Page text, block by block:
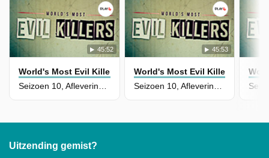
45:52
World's Most Evil Killers
45:53
World's Most Evil Killers
Uitzending gemist?